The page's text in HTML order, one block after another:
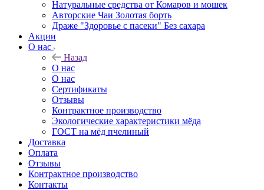
Натуральные средства от Комаров и мошек
Авторские Чаи Золотая борть
Драже "Здоровье с пасеки" Без сахара
Акции
О нас
Назад
О нас
О нас
Сертификаты
Отзывы
Контрактное производство
Экологические характеристики мёда
ГОСТ на мёд пчелиный
Доставка
Оплата
Отзывы
Контрактное производство
Контакты